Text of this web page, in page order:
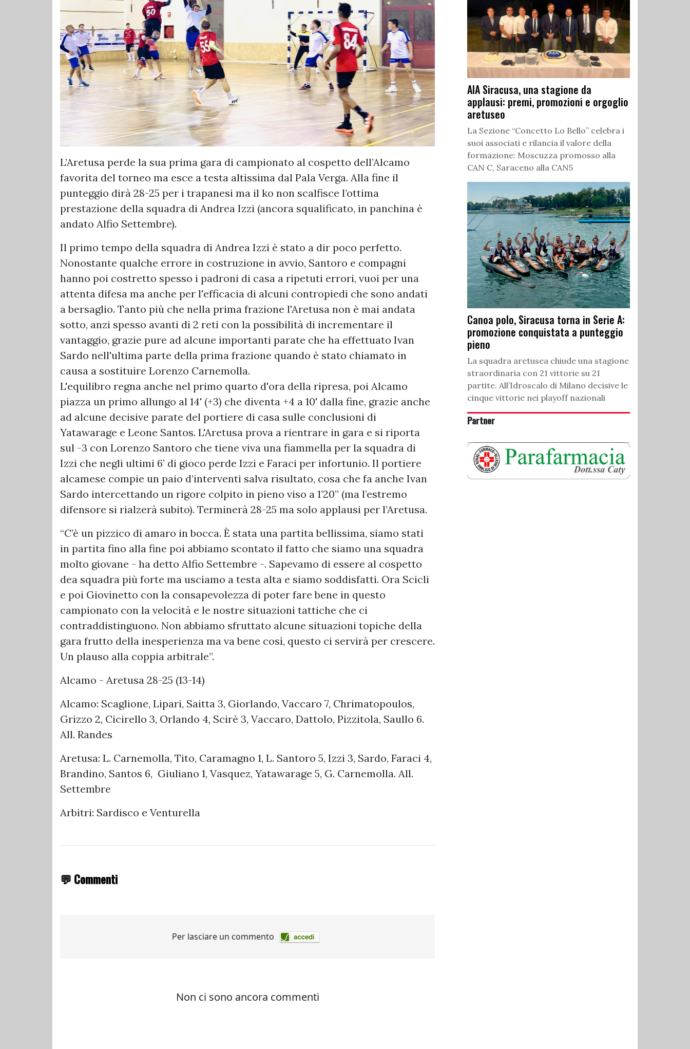
L’Aretusa perde la sua prima gara di campionato al cospetto dell’Alcamo
favorita del torneo ma esce a testa altissima dal Pala Verga. Alla fine il
punteggio dirà 28-25 per i trapanesi ma il ko non scalfisce l’ottima
prestazione della squadra di Andrea Izzi (ancora squalificato, in panchina è
andato Alfio Settembre).
Il primo tempo della squadra di Andrea Izzi è stato a dir poco perfetto.
Nonostante qualche errore in costruzione in avvio, Santoro e compagni
hanno poi costretto spesso i padroni di casa a ripetuti errori, vuoi per una
attenta difesa ma anche per l'efficacia di alcuni contropiedi che sono andati
a bersaglio. Tanto più che nella prima frazione l'Aretusa non è mai andata
sotto, anzi spesso avanti di 2 reti con la possibilità di incrementare il
vantaggio, grazie pure ad alcune importanti parate che ha effettuato Ivan
Sardo nell'ultima parte della prima frazione quando è stato chiamato in
causa a sostituire Lorenzo Carnemolla.
L'equilibro regna anche nel primo quarto d'ora della ripresa, poi Alcamo
piazza un primo allungo al 14' (+3) che diventa +4 a 10' dalla fine, grazie anche
ad alcune decisive parate del portiere di casa sulle conclusioni di
Yatawarage e Leone Santos. L'Aretusa prova a rientrare in gara e si riporta
sul -3 con Lorenzo Santoro che tiene viva una fiammella per la squadra di
Izzi che negli ultimi 6’ di gioco perde Izzi e Faraci per infortunio. Il portiere
alcamese compie un paio d’interventi salva risultato, cosa che fa anche Ivan
Sardo intercettando un rigore colpito in pieno viso a 1’20” (ma l’estremo
difensore si rialzerà subito). Terminerà 28-25 ma solo applausi per l’Aretusa.
“C’è un pizzico di amaro in bocca. È stata una partita bellissima, siamo stati
in partita fino alla fine poi abbiamo scontato il fatto che siamo una squadra
molto giovane - ha detto Alfio Settembre -. Sapevamo di essere al cospetto
dea squadra più forte ma usciamo a testa alta e siamo soddisfatti. Ora Scicli
e poi Giovinetto con la consapevolezza di poter fare bene in questo
campionato con la velocità e le nostre situazioni tattiche che ci
contraddistinguono. Non abbiamo sfruttato alcune situazioni topiche della
gara frutto della inesperienza ma va bene così, questo ci servirà per crescere.
Un plauso alla coppia arbitrale”.
Alcamo - Aretusa 28-25 (13-14)
Alcamo: Scaglione, Lipari, Saitta 3, Giorlando, Vaccaro 7, Chrimatopoulos,
Grizzo 2, Cicirello 3, Orlando 4, Scirè 3, Vaccaro, Dattolo, Pizzitola, Saullo 6.
All. Randes
Aretusa: L. Carnemolla, Tito, Caramagno 1, L. Santoro 5, Izzi 3, Sardo, Faraci 4,
Brandino, Santos 6, Giuliano 1, Vasquez, Yatawarage 5, G. Carnemolla. All.
Settembre
Arbitri: Sardisco e Venturella
💬 Commenti
AIA Siracusa, una stagione da
applausi: premi, promozioni e orgoglio
aretuseo
La Sezione “Concetto Lo Bello” celebra i
suoi associati e rilancia il valore della
formazione: Moscuzza promosso alla
CAN C, Saraceno alla CAN5
Canoa polo, Siracusa torna in Serie A:
promozione conquistata a punteggio
pieno
La squadra aretusea chiude una stagione
straordinaria con 21 vittorie su 21
partite. All’Idroscalo di Milano decisive le
cinque vittorie nei playoff nazionali
Partner